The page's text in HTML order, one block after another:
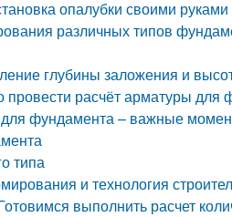
опалубки своими руками
различных типов
глубины заложения и
расчёт арматуры для
для фундамента – важные
типа
и технология
выполнить расчет